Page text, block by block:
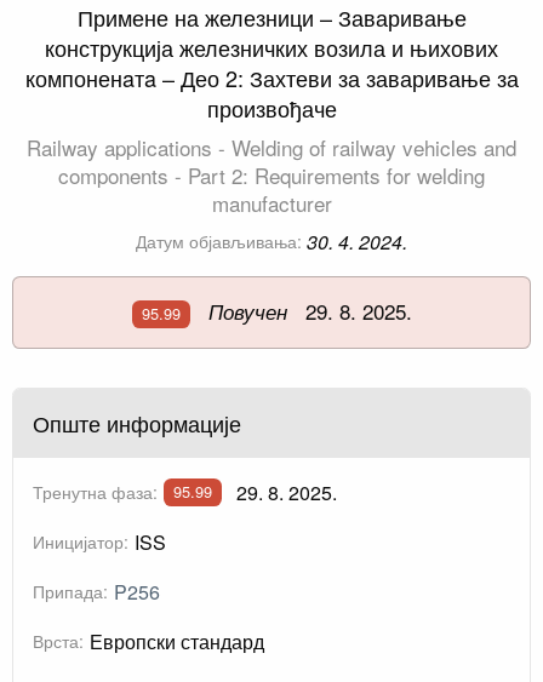
Примене на железници – Заваривање
конструкција железничких возила и њихових
компоненaтa – Део 2: Захтеви за заваривање за
произвођаче
Railway applications - Welding of railway vehicles and
components - Part 2: Requirements for welding
manufacturer
Датум објављивања: 30. 4. 2024.
95.99 Повучен29. 8. 2025.
Опште информације
Тренутна фаза: 95.99 29. 8. 2025.
Иницијатор: ISS
Припада: P256
Врста: Европски стандард